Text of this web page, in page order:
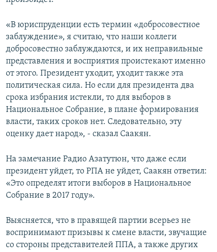
«В юриспруденции есть термин «добросовестное
заблуждение», я считаю, что наши коллеги
добросовестно заблуждаются, и их неправильные
представления и восприятия проистекают именно
от этого. Президент уходит, уходит также эта
политическая сила. Но если для президента два
срока избрания истекли, то для выборов в
Национальное Собрание, в плане формирования
власти, таких сроков нет. Следовательно, эту
оценку дает народ», - сказал Саакян.
На замечание Радио Азатутюн, что даже если
президент уйдет, то РПА не уйдет, Саакян ответил:
«Это определят итоги выборов в Национальное
Собрание в 2017 году».
Выясняется, что в правящей партии всерьез не
воспринимают призывы к смене власти, звучащие
со стороны представителей ППА, а также других